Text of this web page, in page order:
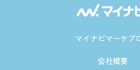
マイナビマーケブ
会社概要